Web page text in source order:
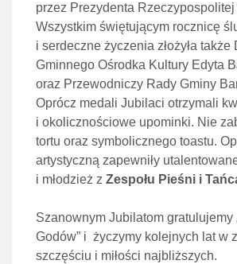
przez Prezydenta
Wszystkim świętującym rocznicę
i serdeczne życzenia złożyła także
Gminnego Ośrodka Kultury Edyta
oraz Przewodniczy Rady Gminy
Oprócz medali Jubilaci otrzymali
i okolicznościowe upominki. Nie
tortu oraz symbolicznego toastu.
artystyczną zapewniły
i młodzież z Zespołu Pieśni i
Szanownym Jubilatom gratulujemy
Godów” i życzymy kolejnych lat w
szczęściu i miłości najbliższych.